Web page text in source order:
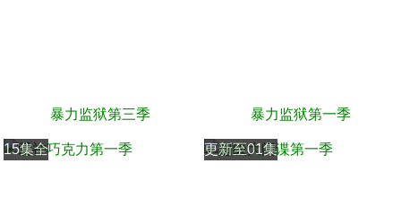
暴力监狱第三季 暴力监狱第一季
15集全 更新至01集